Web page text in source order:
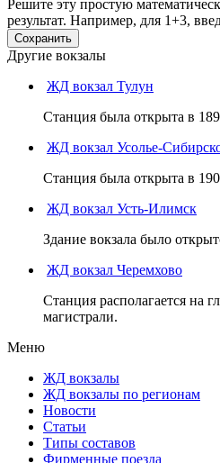
Решите эту простую
результат. Например, для 1+3,
Другие вокзалы
ЖД вокзал Тулун
Станция была открыта в
ЖД вокзал Усолье-
Станция была открыта в
ЖД вокзал Усть-Илимск
Здание вокзала было
ЖД вокзал Черемхово
Станция располагается на
магистрали.
Меню
ЖД вокзалы
ЖД вокзалы по регионам
Новости
Статьи
Типы составов
Фирменные поезда